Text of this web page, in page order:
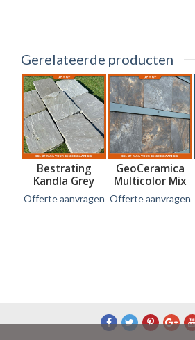
Gerelateerde producten
Bestrating
Kandla Grey
Platines 3-5 cm
dik
Offerte aanvragen
GeoCeramica
Multicolor Mix
Dark 60x60x4
cm
Offerte aanvragen